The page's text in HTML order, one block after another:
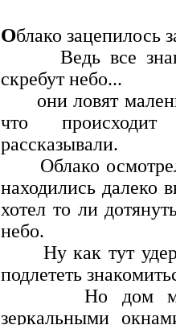
Облако зацепилось
Ведь все
скребут небо...
они ловят
что
рассказывали.
Облако
находились далеко
хотел то ли
небо.
Ну как тут
подлететь
Но дом
зеркальными